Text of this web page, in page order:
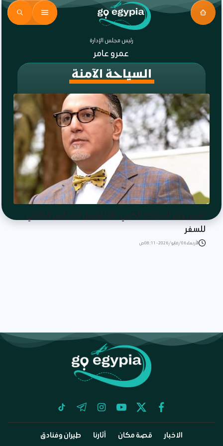
رئيس مجلس الإدارة
عمرو عامر
السياحة الآمنة
تعيين وزير السياحة الكيني نائبًا لرئيس المجلس العالمي
للسفر
الأربعاء 06/مايو/2026 - 08:11 ص
facebook
twitter
youtube
instagram
telegram
tiktok
الاخبار قصة مكان آثارنا طيران وفنادق